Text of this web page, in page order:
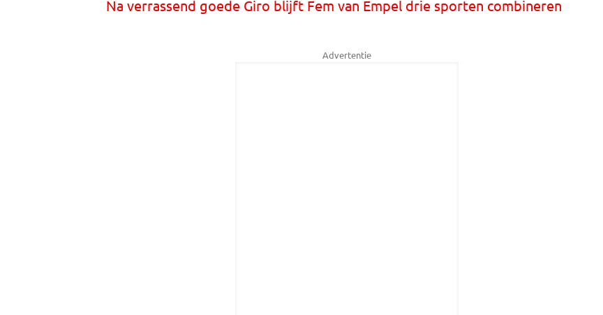
Na verrassend goede Giro blijft Fem van Empel drie sporten combineren
Advertentie